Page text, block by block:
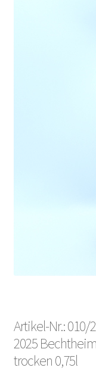
Artikel-Nr.: 010/
2025
trocken 0,75l